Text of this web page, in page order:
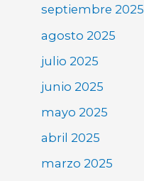
septiembre 2025
agosto 2025
julio 2025
junio 2025
mayo 2025
abril 2025
marzo 2025